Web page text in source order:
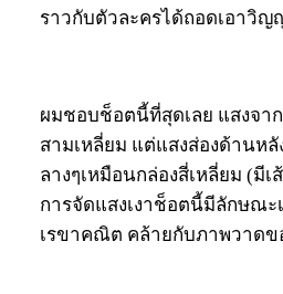
ราวกับตัวละครได้ถอดเอาวิ
ผมชอบช็อตนี้ที่สุดเลย แสงจา
สามเหลี่ยม แต่แสงส่องด้านหลั
ลางๆเหมือนกล่องสี่เหลี่ยม (มี
การจัดแสงเงาช็อตนี้มีลักษณะ
เรขาคณิต คล้ายกับภาพวาดข